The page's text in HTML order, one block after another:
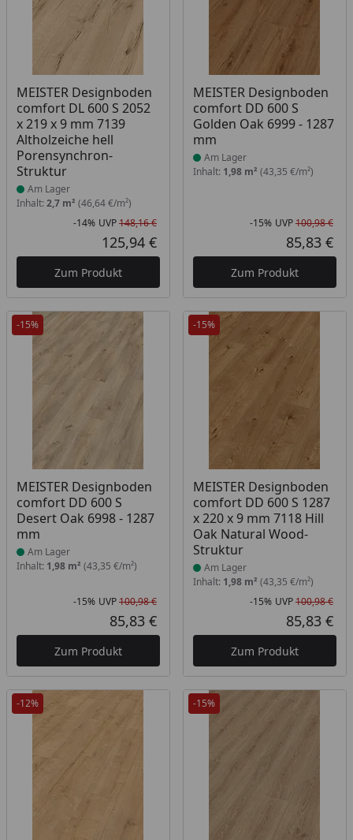
MEISTER Designboden
comfort DL 600 S 2052
x 219 x 9 mm 7139
Altholzeiche hell
Porensynchron-
Struktur
Produkt am Lager
Am Lager
Inhalt: 2,7 m² (46,64 €/m²)
Rabatt in Prozent
-14%
Ursprünglicher Preis
UVP148,16 €
Aktueller Preis
125,94 €
Zum Produkt
MEISTER Designboden
comfort DD 600 S
Golden Oak 6999 - 1287
mm
Produkt am Lager
Am Lager
Inhalt: 1,98 m² (43,35 €/m²)
-15% UVP100,98 €
85,83 €
Zum Produkt
-15%
MEISTER Designboden
comfort DD 600 S
Desert Oak 6998 - 1287
mm
Produkt am Lager
Am Lager
Inhalt: 1,98 m² (43,35 €/m²)
Rabatt in Prozent
-15%
Ursprünglicher Preis
UVP100,98 €
Aktueller Preis
85,83 €
Zum Produkt
-15%
MEISTER Designboden
comfort DD 600 S 1287
x 220 x 9 mm 7118 Hill
Oak Natural Wood-
Struktur
Produkt am Lager
Am Lager
Inhalt: 1,98 m² (43,35 €/m²)
-15% UVP100,98 €
85,83 €
Zum Produkt
-12% -15%